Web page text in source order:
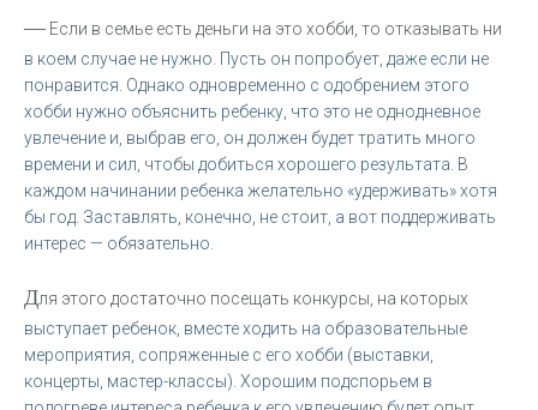
— Если в семье есть деньги на это хобби, то отказывать ни
в коем случае не нужно. Пусть он попробует, даже если не
понравится. Однако одновременно с одобрением этого
хобби нужно объяснить ребенку, что это не однодневное
увлечение и, выбрав его, он должен будет тратить много
времени и сил, чтобы добиться хорошего результата. В
каждом начинании ребенка желательно «удерживать» хотя
бы год. Заставлять, конечно, не стоит, а вот поддерживать
интерес — обязательно.
Для этого достаточно посещать конкурсы, на которых
выступает ребенок, вместе ходить на образовательные
мероприятия, сопряженные с его хобби (выставки,
концерты, мастер-классы). Хорошим подспорьем в